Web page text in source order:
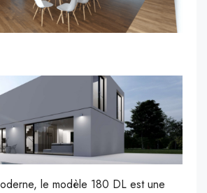
le modèle 180 DL est une